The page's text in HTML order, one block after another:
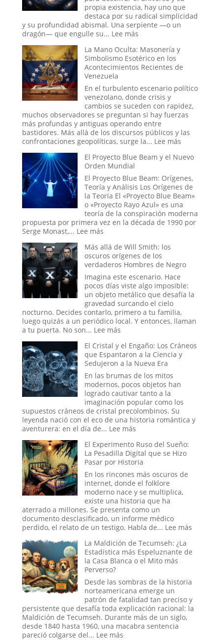
¿Hasta
propia existencia, hay uno que
destaca por su radical simplicidad
y su profundidad abismal. Una serpiente —o un
dragón— que engulle su... Lee más:
El
Símbolo
del
Infinito
y
el
Ciclo
Eterno
de
la
La Mano Oculta: Masonería y
Simbolismo Esotérico en los
Acontecimientos Recientes de
Venezuela
En el turbulento escenario político
venezolano, donde crisis y
cambios se suceden con rapidez,
muchos observadores se preguntan si hay fuerzas
más profundas y antiguas operando entre
bastidores. Más allá de los discursos públicos y las
confrontaciones geopolíticas, surge la... Lee más:
Mano
Masonería
y
Simbolismo
Esotérico
en
los
El Proyecto Blue Beam y el Nuevo
Orden Mundial
El Proyecto Blue Beam: Orígenes,
Teoría y Análisis Los Orígenes de
la Teoría El «Proyecto Blue Beam»
o «Proyecto Rayo Azul» es una
teoría de la conspiración moderna
propuesta por primera vez en la década de 1990 por
Serge Monast,... Lee más:
Proyecto
Blue
Beam
y
el
Nuevo
Orden
Mundial
Más allá de Will Smith: los
oscuros orígenes de los
verdaderos Hombres de Negro
Imagina este escenario. Hace
pocos días viste algo imposible:
un objeto metálico que desafía la
gravedad surcando el cielo
nocturno. Decides contarlo, primero a tu familia,
luego quizás a un periódico local. Y entonces, llaman
a tu puerta. No son... Lee más:
allá
de
Will
Smith:
los
oscuros
orígenes
de
los
verdaderos
de
Negro
El Cristal y el Engaño: Los Cráneos
que Espantaron a la Ciencia y
Sedujeron a la Nueva Era
En las brumas de los mitos
modernos, pocos objetos han
logrado cautivar tanto a la
imaginación popular como los
supuestos cráneos de cristal precolombinos. Su
leyenda nació con el eco de una historia romántica y
aventurera: en el día de... Lee más:
Cristal
y
el
Engaño:
Los
Cráneos
que
Espantaron
a
la
y
Sedujeron
a
Nueva
Era
El Experimento Ruso del Sueño:
La Pesadilla Digital que se Hizo
Pasar por Historia
En los rincones más oscuros de
internet, donde el folklore
moderno nace y se multiplica,
existe una historia que ha
aterrado a millones. Se presenta como un
documento desclasificado, un informe médico
perdido, el relato de un testigo. Habla de... Lee más:
Ruso
La
Digital
que
La Maldición de Tecumseh: ¿La
Estadística más Espeluznante de
la Casa Blanca o el Mito más
Perverso?
Desde las sombras de la historia
norteamericana emerge un
patrón de fatalidad tan preciso y
persistente que desafía toda explicación racional: la
Maldición de Tecumseh. Durante más de un siglo,
desde 1840 hasta 1960, una macabra sentencia
pareció colgarse del... Lee más: